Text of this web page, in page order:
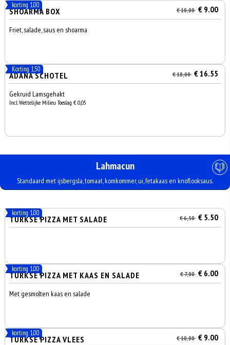
korting 1.00
SHOARMA BOX € 10,00 € 9.00
Friet, salade, saus en shoarma
Korting 1,50
ADANA SCHOTEL € 18,00 € 16.55
Gekruid Lamsgehakt
Incl. Wettelijke Milieu Toeslag € 0,05
Lahmacun
Standaard met ijsbergsla, tomaat, komkommer, ui, fetakaas en knoflooksaus.
korting 1.00
TURKSE PIZZA MET SALADE € 6,50 € 5.50
korting 1.00
TURKSE PIZZA MET KAAS EN SALADE € 7,00 € 6.00
Met gesmolten kaas en salade
korting 1.00
TURKSE PIZZA VLEES € 10,00 € 9.00